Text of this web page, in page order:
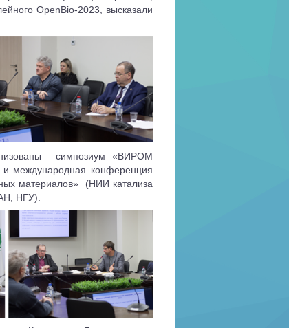
OpenBio-2023, высказали
симпозиум «ВИРОМ
международная конференция
материалов»
(НИИ катализа
НГУ).